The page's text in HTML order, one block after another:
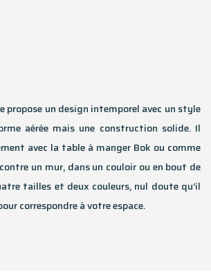
propose un design intemporel avec un style
aérée mais une construction solide. Il
avec la table à manger Bok ou comme
un mur, dans un couloir ou en bout de
tailles et deux couleurs, nul doute qu’il
correspondre à votre espace.